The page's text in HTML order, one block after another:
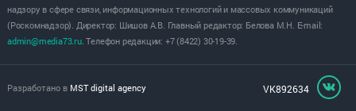
надзору в сфере связи, информационных технологий и массовых коммуникаций
(Роскомнадзор). Директор: Шишов А.В. Главный редактор: Белова М.Н. E-mail:
admin@media73.ru. Телефон редакции: +7 (8422) 30-19-39.
Разработано в MST digital agency VK892634